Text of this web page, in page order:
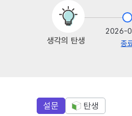
생각모음
온라인공청회
생각의 탄생
2026-
종
설문 탄생